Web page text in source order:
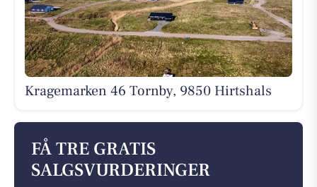
Kragemarken 46 Tornby, 9850 Hirtshals
FÅ TRE GRATIS
SALGSVURDERINGER